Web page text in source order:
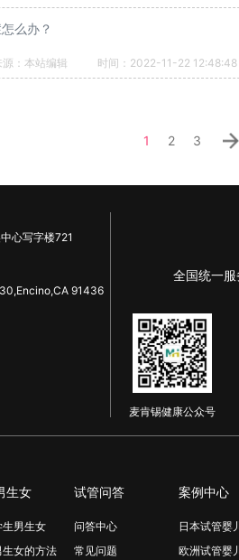
么办？
源：本站编辑 时间：2022-11-22 12:48:48
1 2 3
心写字楼721
91436
全国统一服
麦肯锡健康公众号
生女
生男生女
生女的方法
试管问答
问答中心
常见问题
案例中心
日本试管婴
欧洲试管婴